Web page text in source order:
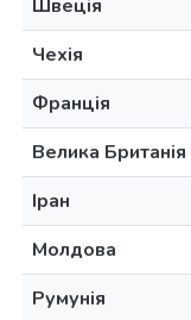
Швеція
Чехія
Франція
Велика Британія
Іран
Молдова
Румунія